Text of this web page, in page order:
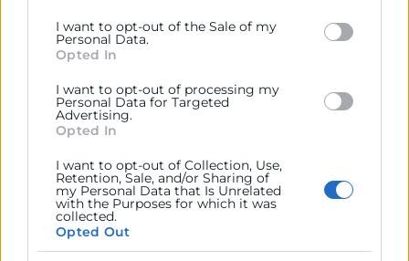
below specified purposes in below Google consent
section.
I want to opt-out of the Sale of my
Personal Data.
Opted In
I want to opt-out of processing my
Personal Data for Targeted
Advertising.
Opted In
I want to opt-out of Collection, Use,
Retention, Sale, and/or Sharing of
my Personal Data that Is Unrelated
with the Purposes for which it was
collected.
Opted Out
1. Gestión eficiente del
circulante operativo
El primer paso consiste en analizar de
forma integral los componentes del activo
y pasivo corriente. Mejorar los plazos de
cobro, pago e inventario permite liberar
recursos sin comprometer la actividad.